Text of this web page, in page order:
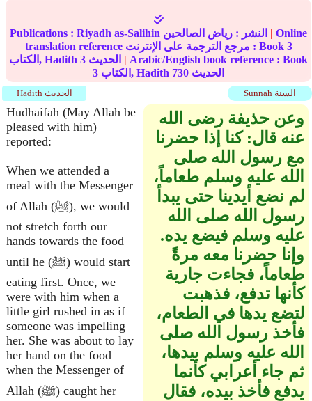
Publications : Riyadh as-Salihin النشر : رياض الصالحين | Online
translation reference مرجع الترجمة على الإنترنت : Book 3
الكتاب, Hadith 3 | Arabic/English book reference : Book
3
الكتاب, Hadith 730 الحديث
Sunnah السنة Hadith الحديث
Hudhaifah (May Allah be
pleased with him)
reported:
When we attended a
meal with the Messenger
of Allah (ﷺ), we would
not stretch forth our
hands towards the food
until he (ﷺ) would start
eating first. Once, we
were with him when a
little girl rushed in as if
someone was impelling
her. She was about to lay
her hand on the food
when the Messenger of
Allah (ﷺ) caught her
وعن حذيفة رضى الله
عنه قال‏:‏ كنا إذا حضرنا
مع رسول الله صلى
الله عليه وسلم طعاماً،
لم نضع أيدينا حتى يبدأ
رسول الله صلى الله
عليه وسلم فيضع يده‏.‏
وإنا حضرنا معه مرةً
طعاماً، فجاءت جارية
كأنها تدفع، فذهبت
لتضع يدها في الطعام،
فأخذ رسول الله صلى
الله عليه وسلم بيدها،
ثم جاء أعرابي كأنما
يدفع فأخذ بيده، فقال